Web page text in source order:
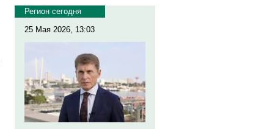
Регион сегодня
25 Мая 2026, 13:03